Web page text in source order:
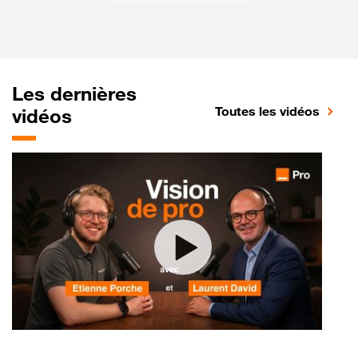
Les dernières
vidéos
Toutes les vidéos